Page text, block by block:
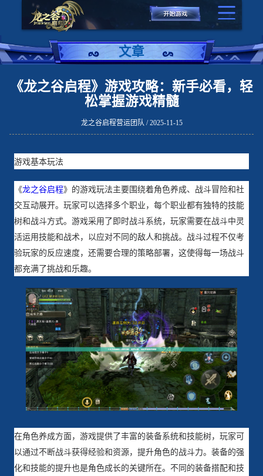
文章
《龙之谷启程》游戏攻略：新手必看，轻
松掌握游戏精髓
龙之谷启程营运团队 / 2025-11-15
游戏基本玩法
《龙之谷启程》的游戏玩法主要围绕着角色养成、战斗冒险和社
交互动展开。玩家可以选择多个职业，每个职业都有独特的技能
树和战斗方式。游戏采用了即时战斗系统，玩家需要在战斗中灵
活运用技能和战术，以应对不同的敌人和挑战。战斗过程不仅考
验玩家的反应速度，还需要合理的策略部署，这使得每一场战斗
都充满了挑战和乐趣。
在角色养成方面，游戏提供了丰富的装备系统和技能树，玩家可
以通过不断战斗获得经验和资源，提升角色的战斗力。装备的强
化和技能的提升也是角色成长的关键所在。不同的装备搭配和技